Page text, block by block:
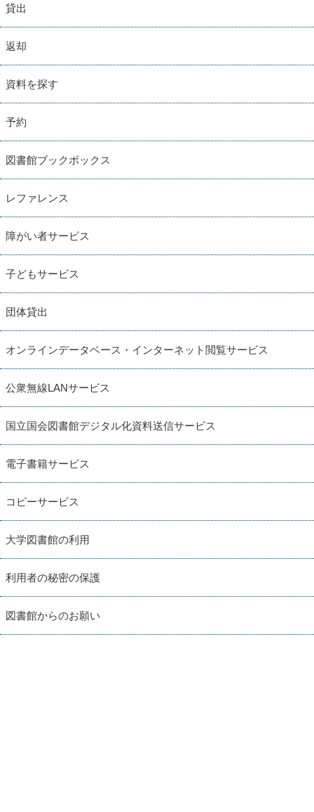
貸出
返却
資料を探す
予約
図書館ブックボックス
レファレンス
障がい者サービス
子どもサービス
団体貸出
オンラインデータベース・インターネット閲覧サービス
公衆無線LANサービス
国立国会図書館デジタル化資料送信サービス
電子書籍サービス
コピーサービス
大学図書館の利用
利用者の秘密の保護
図書館からのお願い